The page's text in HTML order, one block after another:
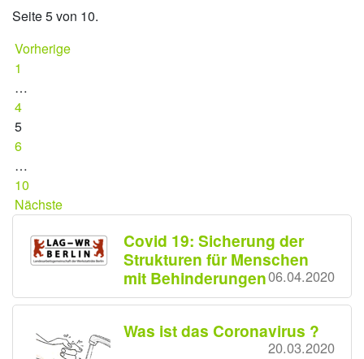
Seite 5 von 10.
Vorherige
1
…
4
5
6
…
10
Nächste
Covid 19: Sicherung der
Strukturen für Menschen
mit Behinderungen06.04.2020
Was ist das Coronavirus ?
20.03.2020